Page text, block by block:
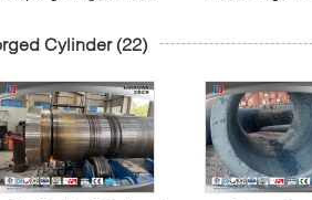
Cylinder (22)